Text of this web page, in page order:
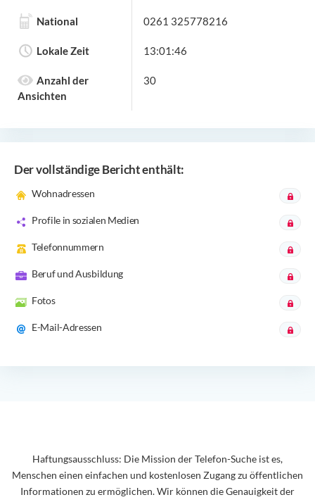
National 0261 325778216
Lokale Zeit 13:01:46
Anzahl der
Ansichten
30
Der vollständige Bericht enthält:
Wohnadressen
Profile in sozialen Medien
Telefonnummern
Beruf und Ausbildung
Fotos
E-Mail-Adressen
Haftungsausschluss: Die Mission der Telefon-Suche ist es,
Menschen einen einfachen und kostenlosen Zugang zu öffentlichen
Informationen zu ermöglichen. Wir können die Genauigkeit der